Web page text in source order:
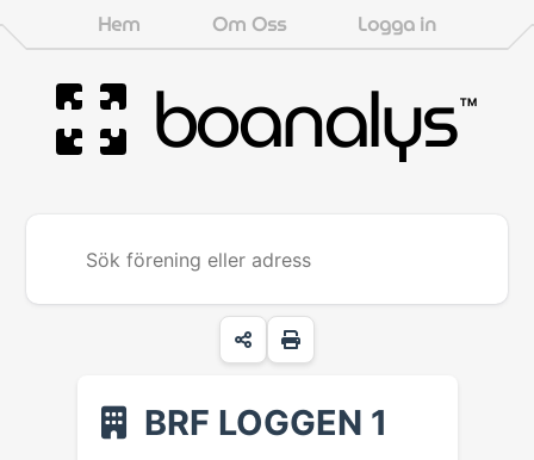
Hem Om Oss Logga in
boanalys™
BRF LOGGEN 1